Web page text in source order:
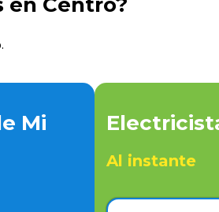
Mi
Al instante